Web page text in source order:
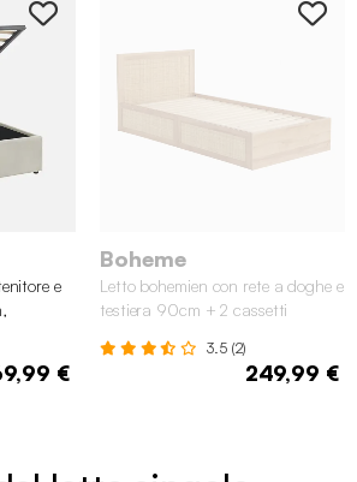
e
€
Boheme
Letto bohemien con rete a doghe e
testiera 90cm + 2 cassetti
3.5 (2)
249,99 €